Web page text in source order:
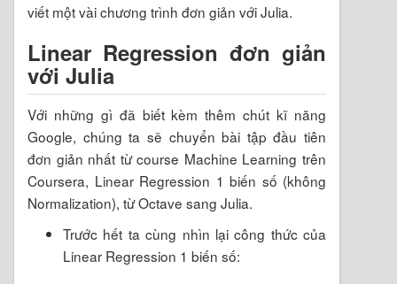
viết một vài chương trình đơn giản với Julia.
Linear Regression đơn giản
với Julia
Với những gì đã biết kèm thêm chút kĩ năng
Google, chúng ta sẽ chuyển bài tập đầu tiên
đơn giản nhất từ course Machine Learning trên
Coursera, Linear Regression 1 biến số (không
Normalization), từ Octave sang Julia.
Trước hết ta cùng nhìn lại công thức của
Linear Regression 1 biến số: